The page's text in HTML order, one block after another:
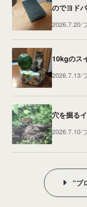
のでヨド
2026.7.20
10kgのス
2026.7.13
穴を掘る
2026.7.10
“ブ